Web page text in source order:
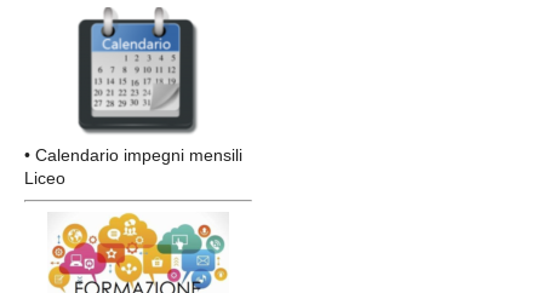
• Calendario impegni mensili
Liceo